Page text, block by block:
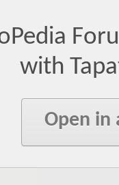
with
Open in